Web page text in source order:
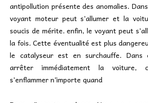
antipollution présente des anomalies.
voyant moteur peut s’allumer et la
soucis de mérite. enfin, le voyant peut
la fois. Cette éventualité est plus
le catalyseur est en surchauffe.
arrêter immédiatement la voiture,
s’enflammer n’importe quand